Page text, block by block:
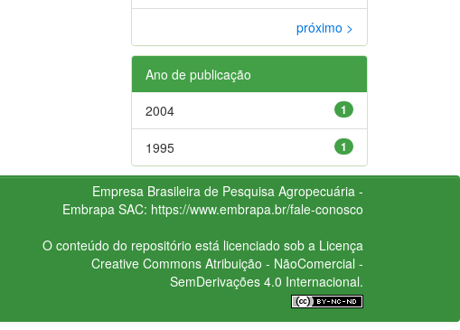
próximo >
Ano de publicação
1
2004
1
1995
Empresa Brasileira de Pesquisa Agropecuária -
Embrapa SAC: https://www.embrapa.br/fale-conosco
O conteúdo do repositório está licenciado sob a Licença
Creative CommonsAtribuição - NãoComercial -
SemDerivações 4.0 Internacional.